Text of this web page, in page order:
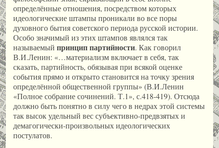
определённые отношения, посредством которых
идеологические штампы проникали во все поры
духовного бытия советского периода русской истории.
Особо значимый из этих штампов являлся так
называемый принцип партийности. Как говорил
В.И.Ленин: «…материализм включает в себя, так
сказать, партийность, обязывая при всякой оценке
события прямо и открыто становится на точку зрения
определённой общественной группы» (В.И.Ленин
«Полное собрание сочинений. Т.1», с.418-419). Отсюда
должно быть понятно в силу чего в недрах этой системы
так высок удельный вес субъективно-предвзятых и
демагогически-произвольных идеологических
постулатов.